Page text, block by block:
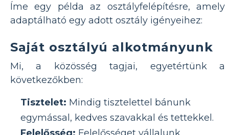
Íme egy példa az osztályfelépítésre, amely
adaptálható egy adott osztály igényeihez:
Saját osztályú alkotmányunk
Mi, a közösség tagjai, egyetértünk a
következőkben:
Tisztelet: Mindig tisztelettel bánunk
egymással, kedves szavakkal és tettekkel.